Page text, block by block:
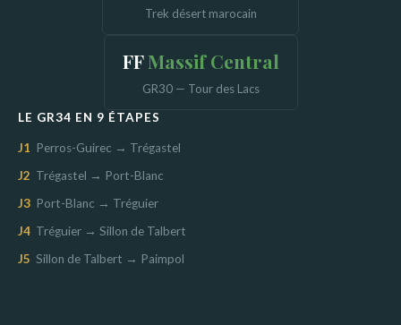
Trek désert marocain
FFMassif Central
GR30 — Tour des Lacs
LE GR34 EN 9 ÉTAPES
J1 Perros-Guirec → Trégastel
J2 Trégastel → Port-Blanc
J3 Port-Blanc → Tréguier
J4 Tréguier → Sillon de Talbert
J5 Sillon de Talbert → Paimpol